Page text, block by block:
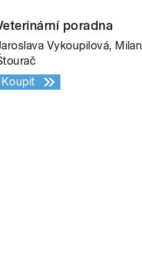
poradna
Vykoupilová, Milan
Koupit